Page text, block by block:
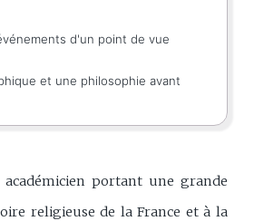
d'un point de vue
et une philosophie avant
portant une grande
religieuse de la France et à la